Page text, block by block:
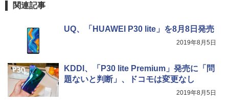
関連記事
UQ、「HUAWEI P30 lite」を8月8日発売
2019年8月5日
KDDI、「P30 lite Premium」発売に「問
題ないと判断」、ドコモは変更なし
2019年8月5日